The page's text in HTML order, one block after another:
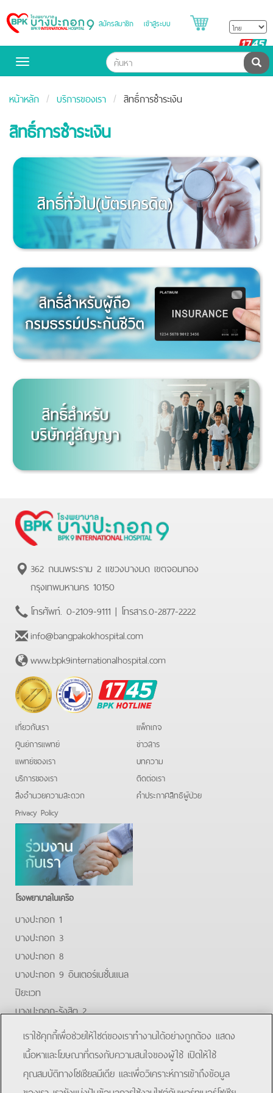
Bangpakok
Hospital
สมัครสมาชิก เข้าสู่ระบบ
Toggle
ค้น
หน้าหลัก บริการของเรา สิทธิ์การชำระเงิน
สิทธิ์การชำระเงิน
362 ถนนพระราม 2 แขวงบางมด เขตจอมทอง
กรุงเทพมหานคร 10150
โทรศัพท์. 0-2109-9111 | โทรสาร.0-2877-2222
info@bangpakokhospital.com
www.bpk9internationalhospital.com
BPK
Hotline
เกี่ยวกับเรา
ศูนย์การแพทย์
แพทย์ของเรา
บริการของเรา
สิ่งอำนวยความสะดวก
Privacy Policy
แพ็กเกจ
ข่าวสาร
บทความ
ติดต่อเรา
คําประกาศสิทธิผู้ป่วย
โรงพยาบาลในเครือ
บางปะกอก 1
บางปะกอก 3
บางปะกอก 8
บางปะกอก 9 อินเตอร์เนชั่นแนล
ปิยะเวท
บางปะกอก-รังสิต 2
บางปะกอกสมุทรปราการ
FacebookYoutubeLine
โรงพยาบาลบางปะกอก 9 อินเตอร์เนชั่นแนล
เราใช้คุกกี้เพื่อช่วยให้ไซต์ของเราทำงานได้อย่างถูกต้อง แสดง
เนื้อหาและโฆษณาที่ตรงกับความสนใจของผู้ใช้ เปิดให้ใช้
คุณสมบัติทางโซเชียลมีเดีย และเพื่อวิเคราะห์การเข้าถึงข้อมูล